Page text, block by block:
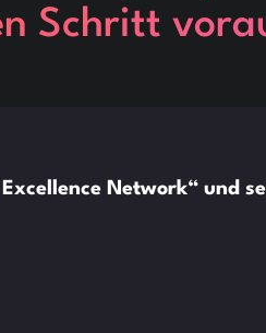
Schritt
Network“ und